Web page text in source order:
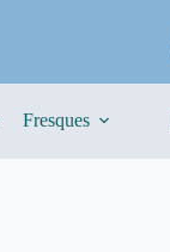
Fresques